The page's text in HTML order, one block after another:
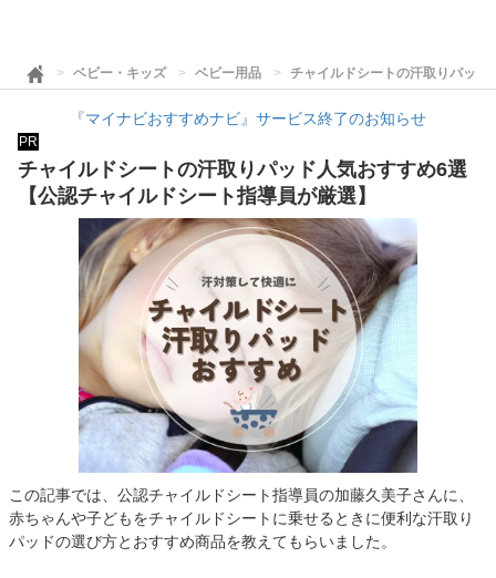
ベビー・キッズ ベビー用品 チャイルドシートの汗取りパッ
『マイナビおすすめナビ』サービス終了のお知らせ
PR
チャイルドシートの汗取りパッド人気おすすめ6選
【公認チャイルドシート指導員が厳選】
この記事では、公認チャイルドシート指導員の加藤久美子さんに、
赤ちゃんや子どもをチャイルドシートに乗せるときに便利な汗取り
パッドの選び方とおすすめ商品を教えてもらいました。